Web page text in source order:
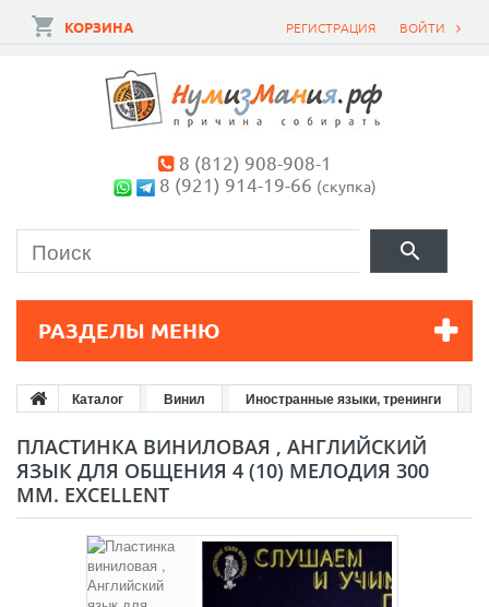
ВОЙТИ
РЕГИСТРАЦИЯ
КОРЗИНА
8 (812) 908-908-1
8 (921) 914-19-66 (скупка)
РАЗДЕЛЫ МЕНЮ
Каталог Винил Иностранные языки, тренинги
ПЛАСТИНКА ВИНИЛОВАЯ , АНГЛИЙСКИЙ
ЯЗЫК ДЛЯ ОБЩЕНИЯ 4 (10) МЕЛОДИЯ 300
ММ. EXCELLENT